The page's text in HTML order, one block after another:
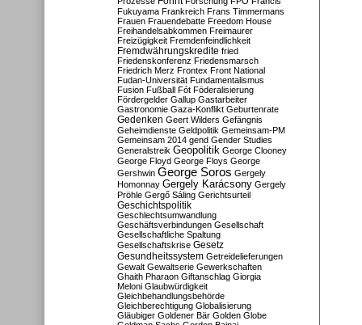
Fukuyama Frankreich Frans Timmermans
Frauen Frauendebatte Freedom House
Freihandelsabkommen Freimaurer
Freizügigkeit Fremdenfeindlichkeit
Fremdwährungskredite fried
Friedenskonferenz Friedensmarsch
Friedrich Merz Frontex Front National
Fudan-Universität Fundamentalismus
Fusion Fußball Fót Föderalisierung
Fördergelder Gallup Gastarbeiter
Gastronomie Gaza-Konflikt Geburtenrate
Gedenken Geert Wilders Gefängnis
Geheimdienste Geldpolitik Gemeinsam-PM
Gemeinsam 2014 gend Gender Studies
Generalstreik Geopolitik George Clooney
George Floyd George Floys George
Gershwin George Soros Gergely
Homonnay Gergely Karácsony Gergely
Pröhle Gergő Sáling Gerichtsurteil
Geschichtspolitik
Geschlechtsumwandlung
Geschäftsverbindungen Gesellschaft
Gesellschaftliche Spaltung
Gesellschaftskrise Gesetz
Gesundheitssystem Getreidelieferungen
Gewalt Gewaltserie Gewerkschaften
Ghaith Pharaon Giftanschlag Giorgia
Meloni Glaubwürdigkeit
Gleichbehandlungsbehörde
Gleichberechtigung Globalisierung
Gläubiger Goldener Bär Golden Globe